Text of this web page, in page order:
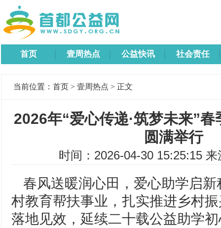
首页 壹周热点 公益快讯 社会责任
当前位置： 首页 > 壹周热点 > 正文
2026年“爱心传递·筑梦未来”
圆满举行
时间：2026-04-30 15:25:15 来
春风送暖润心田，爱心助学启
村教育帮扶事业，扎实推进乡村
落地见效，延续二十载公益助学